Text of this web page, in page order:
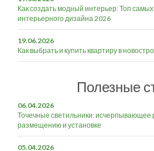
Как создать модный интерьер: Топ
интерьерного дизайна 2026
19.06.2026
Как выбрать и купить квартиру в
Полезные
06.04.2026
Точечные светильники: исчерпывающее
размещению и установке
05.04.2026